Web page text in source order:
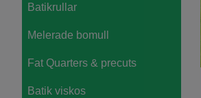
Batikrullar
Melerade bomull
Fat Quarters & precuts
Batik viskos